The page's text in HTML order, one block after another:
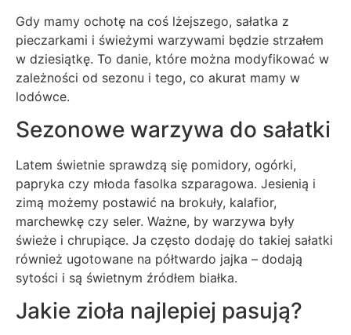
Gdy mamy ochotę na coś lżejszego, sałatka z
pieczarkami i świeżymi warzywami będzie strzałem
w dziesiątkę. To danie, które można modyfikować w
zależności od sezonu i tego, co akurat mamy w
lodówce.
Sezonowe warzywa do sałatki
Latem świetnie sprawdzą się pomidory, ogórki,
papryka czy młoda fasolka szparagowa. Jesienią i
zimą możemy postawić na brokuły, kalafior,
marchewkę czy seler. Ważne, by warzywa były
świeże i chrupiące. Ja często dodaję do takiej sałatki
również ugotowane na półtwardo jajka – dodają
sytości i są świetnym źródłem białka.
Jakie zioła najlepiej pasują?